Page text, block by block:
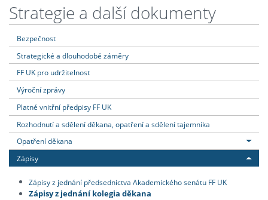
Strategie a další dokumenty
Bezpečnost
Strategické a dlouhodobé záměry
FF UK pro udržitelnost
Výroční zprávy
Platné vnitřní předpisy FF UK
Rozhodnutí a sdělení děkana, opatření a sdělení tajemníka
Opatření děkana
Zápisy
Zápisy z jednání předsednictva Akademického senátu FF UK
Zápisy z jednání kolegia děkana